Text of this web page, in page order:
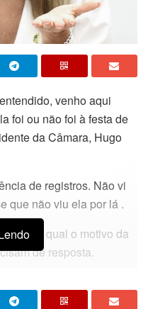
venho aqui
foi ou não foi à festa de
da Câmara, Hugo
de registros. Não vi
que não viu ela por lá .
não foi, qual o motivo da
de resposta.
e que o leilão da